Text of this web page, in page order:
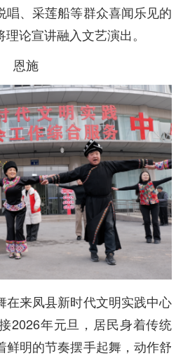
唱、采莲船等群众喜闻乐见的
论宣讲融入文艺演出。
恩施
在来凤县新时代文明实践中心
2026年元旦，居民身着传统
鲜明的节奏摆手起舞，动作舒